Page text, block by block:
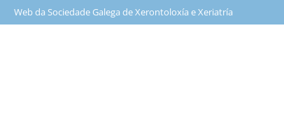
Web da Sociedade Galega de Xerontoloxía e Xeriatría